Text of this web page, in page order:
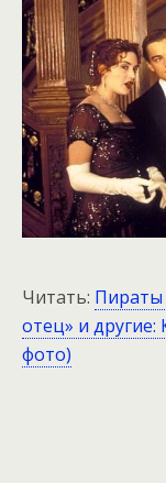
Читать: Пираты
отец» и
фото)